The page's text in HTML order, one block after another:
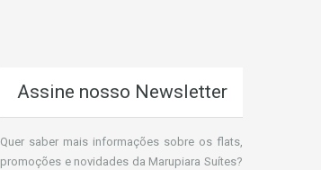
Assine nosso Newsletter
Quer saber mais informações sobre os flats,
promoções e novidades da Marupiara Suítes?